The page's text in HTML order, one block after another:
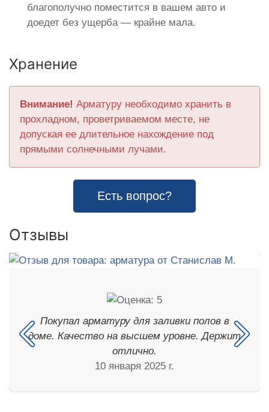
благополучно поместится в вашем авто и
доедет без ущерба — крайне мала.
Хранение
Внимание! Арматуру необходимо хранить в
прохладном, проветриваемом месте, не
допуская ее длительное нахождение под
прямыми солнечными лучами.
Есть вопрос?
Отзывы
Покупал арматуру для заливки полов в
доме. Качество на высшем уровне. Держит
отлично.
10 января 2025 г.